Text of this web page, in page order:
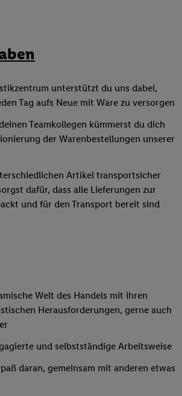
unterstützt du uns dabei,
Tag aufs Neue mit Ware zu versorgen
Teamkollegen kümmerst du dich
der Warenbestellungen unserer
Artikel transportsicher
dafür, dass alle Lieferungen zur
und für den Transport bereit sind
Welt des Handels mit ihren
Herausforderungen, gerne auch
und selbstständige Arbeitsweise
daran, gemeinsam mit anderen etwas